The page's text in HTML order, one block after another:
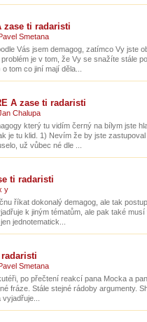
zase ti radaristi
Smetana
Vás jsem demagog, zatímco Vy jste
je v tom, že Vy se snažíte stále
tom co jiní mají děla...
A zase ti radaristi
Chalupa
který tu vidím černý na bílym jste
je tu klid. 1) Nevím že by jste
už vůbec né dle ...
ti radaristi
y
říkat dokonalý demagog, ale tak
k jiným tématům, ale pak také
jednotematick...
Smetana
po přečtení reakcí pana Mocka a
fráze. Stále stejné rádoby argumenty.